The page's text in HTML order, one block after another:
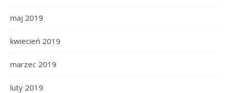
maj 2019
kwiecień 2019
marzec 2019
luty 2019